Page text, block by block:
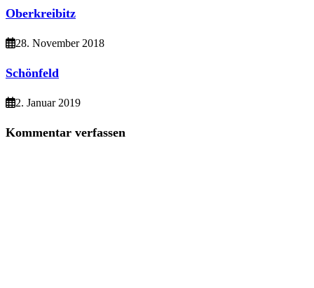
Oberkreibitz
28. November 2018
Schönfeld
2. Januar 2019
Kommentar verfassen